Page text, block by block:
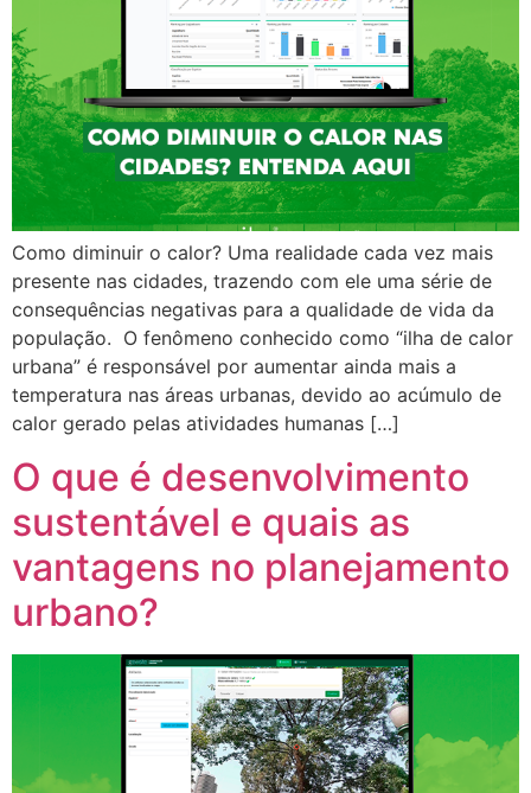
Como diminuir o calor? Uma realidade cada vez mais
presente nas cidades, trazendo com ele uma série de
consequências negativas para a qualidade de vida da
população. O fenômeno conhecido como “ilha de calor
urbana” é responsável por aumentar ainda mais a
temperatura nas áreas urbanas, devido ao acúmulo de
calor gerado pelas atividades humanas […]
O que é desenvolvimento
sustentável e quais as
vantagens no planejamento
urbano?